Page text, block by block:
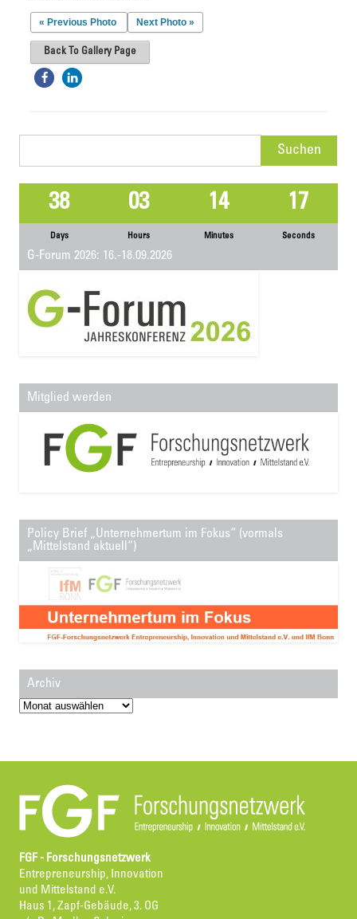
« Previous Photo Next Photo »
Back To Gallery Page
38
Days
03
Hours
14
Minutes
17
Seconds
G-Forum 2026: 16.-18.09.2026
Mitglied werden
Policy Brief „Unternehmertum im Fokus“ (vormals
„Mittelstand aktuell“)
Archiv
Archiv
FGF - Forschungsnetzwerk
Entrepreneurship, Innovation
und Mittelstand e.V.
Haus 1, Zapf-Gebäude, 3. OG